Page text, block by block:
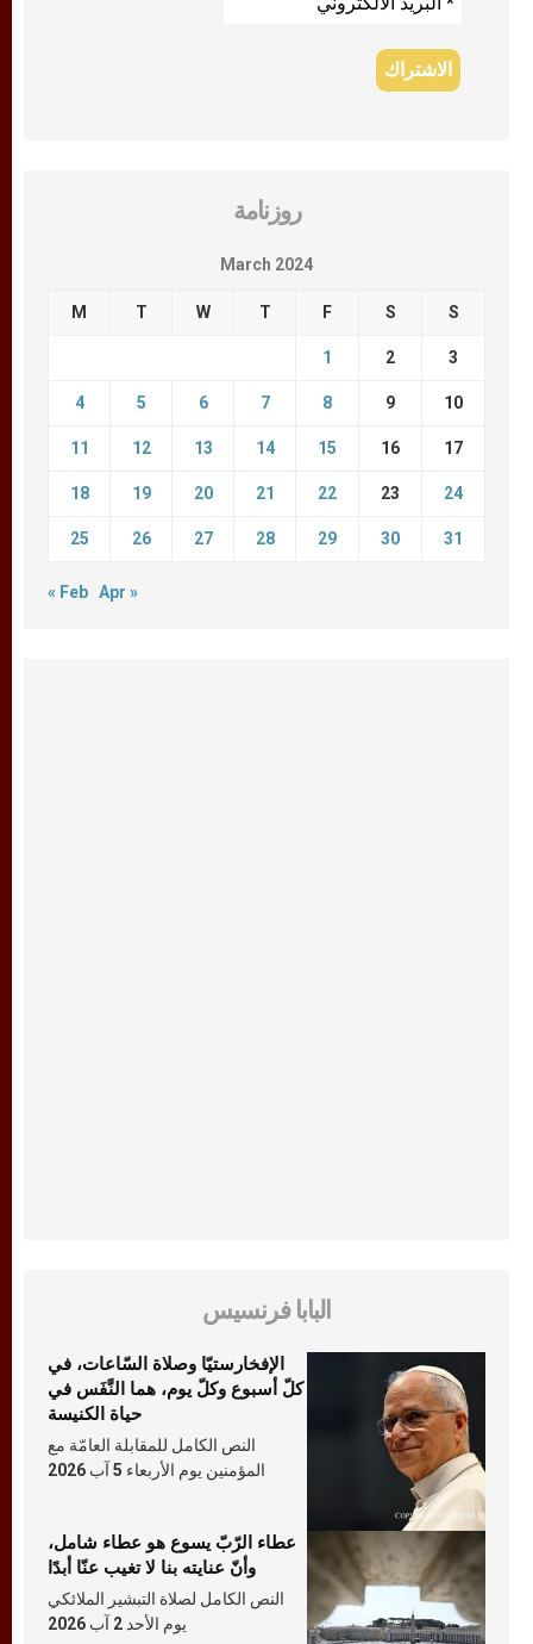
روزنامة
March 2024
M T W T F S S
1 2 3
4 5 6 7 8 9 10
11 12 13 14 15 16 17
18 19 20 21 22 23 24
25 26 27 28 29 30 31
« Feb Apr »
البابا فرنسيس
الإفخارستيّا وصلاة السّاعات، في
كلّ أسبوع وكلّ يوم، هما النَّفَس في
حياة الكنيسة
النص الكامل للمقابلة العامّة مع
المؤمنين يوم الأربعاء 5 آب 2026
عطاء الرّبّ يسوع هو عطاء شامل،
وأنّ عنايته بنا لا تغيب عنّا أبدًا
النص الكامل لصلاة التبشير الملائكي
يوم الأحد 2 آب 2026